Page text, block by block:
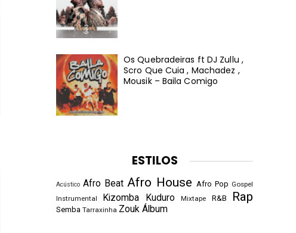
Os Quebradeiras ft DJ Zullu ,
Scro Que Cuia , Machadez ,
Mousik – Baila Comigo
ESTILOS
Acústico Afro Beat Afro House Afro Pop Gospel
Instrumental
Kizomba Kuduro Mixtape R&B Rap
Semba Tarraxinha Zouk Álbum